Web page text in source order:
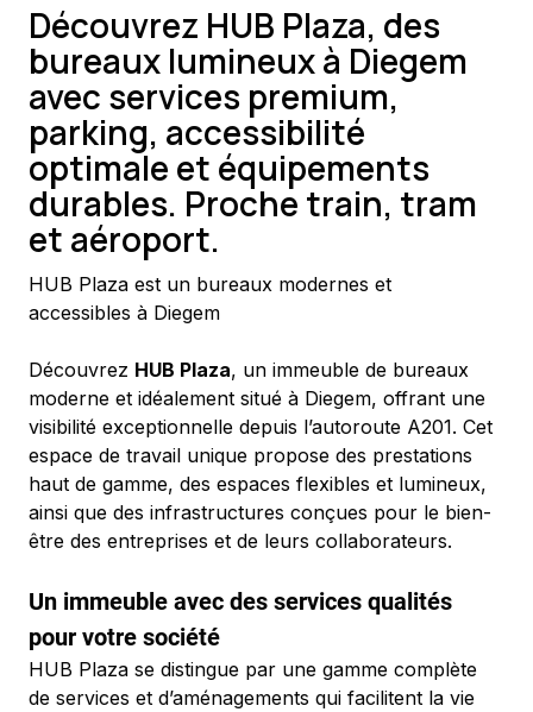
Découvrez HUB Plaza, des
bureaux lumineux à Diegem
avec services premium,
parking, accessibilité
optimale et équipements
durables. Proche train, tram
et aéroport.
HUB Plaza est un bureaux modernes et
accessibles à Diegem
Découvrez HUB Plaza, un immeuble de bureaux
moderne et idéalement situé à Diegem, offrant une
visibilité exceptionnelle depuis l’autoroute A201. Cet
espace de travail unique propose des prestations
haut de gamme, des espaces flexibles et lumineux,
ainsi que des infrastructures conçues pour le bien-
être des entreprises et de leurs collaborateurs.
Un immeuble avec des services qualités
pour votre société
HUB Plaza se distingue par une gamme complète
de services et d’aménagements qui facilitent la vie